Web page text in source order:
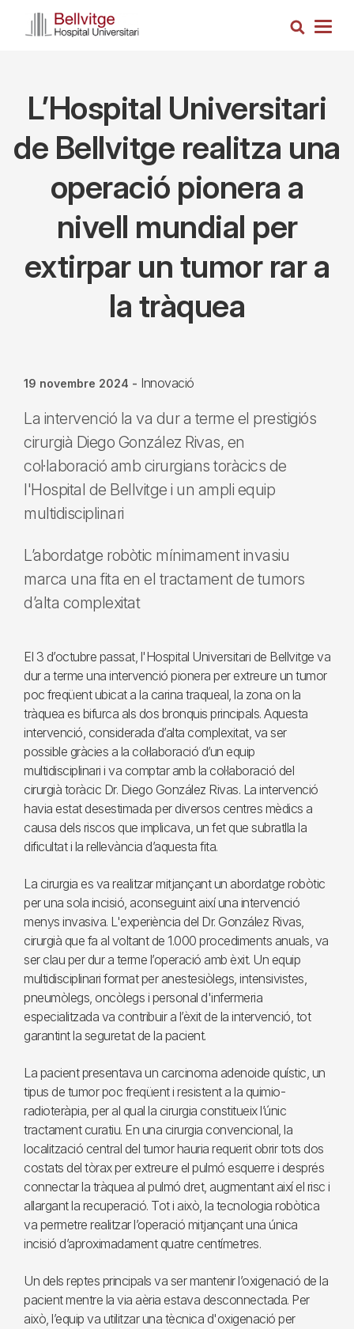
Cerca
L’Hospital Universitari
de Bellvitge realitza una
operació pionera a
nivell mundial per
extirpar un tumor rar a
la tràquea
19 novembre 2024 - Innovació
La intervenció la va dur a terme el prestigiós
cirurgià Diego González Rivas, en
col·laboració amb cirurgians toràcics de
l'Hospital de Bellvitge i un ampli equip
multidisciplinari
L’abordatge robòtic mínimament invasiu
marca una fita en el tractament de tumors
d’alta complexitat
El 3 d’octubre passat, l'Hospital Universitari de Bellvitge va
dur a terme una intervenció pionera per extreure un tumor
poc freqüent ubicat a la carina traqueal, la zona on la
tràquea es bifurca als dos bronquis principals. Aquesta
intervenció, considerada d’alta complexitat, va ser
possible gràcies a la col·laboració d’un equip
multidisciplinari i va comptar amb la col·laboració del
cirurgià toràcic Dr. Diego González Rivas. La intervenció
havia estat desestimada per diversos centres mèdics a
causa dels riscos que implicava, un fet que subratlla la
dificultat i la rellevància d’aquesta fita.
La cirurgia es va realitzar mitjançant un abordatge robòtic
per una sola incisió, aconseguint així una intervenció
menys invasiva. L'experiència del Dr. González Rivas,
cirurgià que fa al voltant de 1.000 procediments anuals, va
ser clau per dur a terme l’operació amb èxit. Un equip
multidisciplinari format per anestesiòlegs, intensivistes,
pneumòlegs, oncòlegs i personal d'infermeria
especialitzada va contribuir a l’èxit de la intervenció, tot
garantint la seguretat de la pacient.
La pacient presentava un carcinoma adenoide quístic, un
tipus de tumor poc freqüent i resistent a la quimio-
radioteràpia, per al qual la cirurgia constitueix l’únic
tractament curatiu. En una cirurgia convencional, la
localització central del tumor hauria requerit obrir tots dos
costats del tòrax per extreure el pulmó esquerre i després
connectar la tràquea al pulmó dret, augmentant així el risc i
allargant la recuperació. Tot i això, la tecnologia robòtica
va permetre realitzar l’operació mitjançant una única
incisió d’aproximadament quatre centímetres.
Un dels reptes principals va ser mantenir l’oxigenació de la
pacient mentre la via aèria estava desconnectada. Per
això, l’equip va utilitzar una tècnica d'oxigenació per